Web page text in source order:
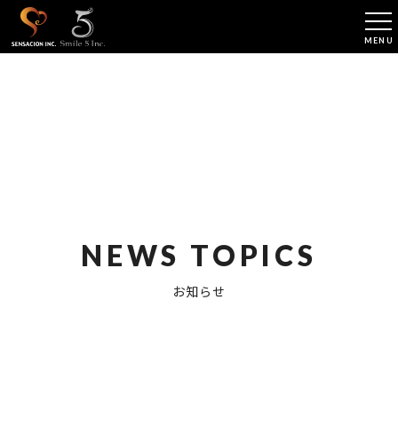
NEWS TOPICS
お知らせ